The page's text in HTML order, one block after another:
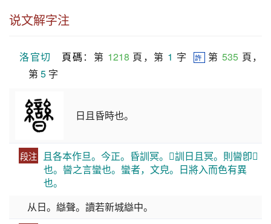
说文解字注
洛官切 頁碼 ：第 1218 頁，第 1 字 許 第 535 頁，
第 5 字
日且昏時也。
段注 且各本作旦。今正。昏訓冥。𦱤訓日且冥。則曫卽𦱤
也。曫之言蠻也。蠻者，文皃。日將入而色有異
也。
从日。䜌聲。讀若新城䜌中。